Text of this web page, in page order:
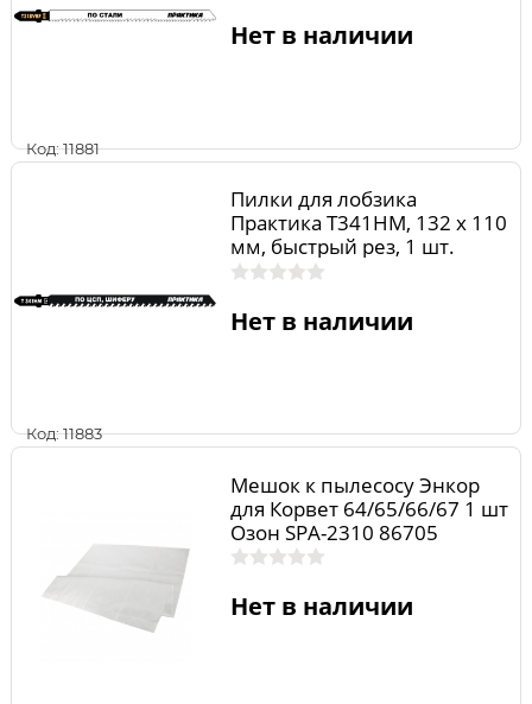
Код: 11881
Нет в наличии
Код: 11883
Пилки для лобзика
Практика T341HM, 132 х 110
мм, быстрый рез, 1 шт.
Нет в наличии
Мешок к пылесосу Энкор
для Корвет 64/65/66/67 1 шт
Озон SPA-2310 86705
Нет в наличии